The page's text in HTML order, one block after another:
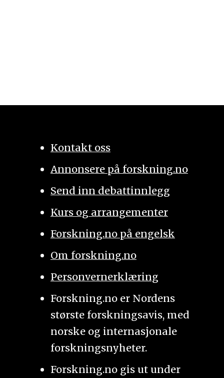
Kontakt oss
Annonsere på forskning.no
Send inn debattinnlegg
Kurs og arrangementer
Forskning.no på engelsk
Om forskning.no
Personvernerklæring
Forskning.no er Nordens
største forskningsavis, med
norske og internasjonale
forskningsnyheter.
Forskning.no gis ut under